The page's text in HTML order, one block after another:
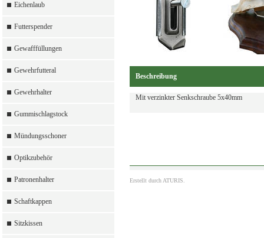
Eichenlaub
Futterspender
Gewafffüllungen
Gewehrfutteral
Gewehrhalter
Gummischlagstock
Mündungsschoner
Optikzubehör
Patronenhalter
Schaftkappen
Sitzkissen
Beschreibung
Mit verzinkter Senkschraube 5x40mm
Erstellt durch ATURIS.